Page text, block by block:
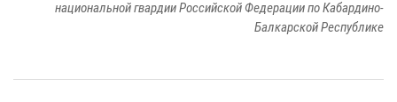
национальной гвардии Российской Федерации по Кабардино-
Балкарской Республике